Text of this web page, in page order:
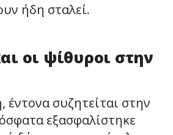
ήδη σταλεί.
οι ψίθυροι στην
έντονα συζητείται στην
εξασφαλίστηκε